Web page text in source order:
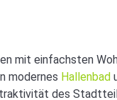
mit einfachsten
modernes Hallenbad
des